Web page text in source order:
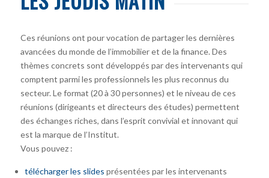
Ces réunions ont pour vocation de partager les dernières
avancées du monde de l’immobilier et de la finance. Des
thèmes concrets sont développés par des intervenants qui
comptent parmi les professionnels les plus reconnus du
secteur. Le format (20 à 30 personnes) et le niveau de ces
réunions (dirigeants et directeurs des études) permettent
des échanges riches, dans l’esprit convivial et innovant qui
est la marque de l’Institut.
Vous pouvez :
télécharger les slides présentées par les intervenants